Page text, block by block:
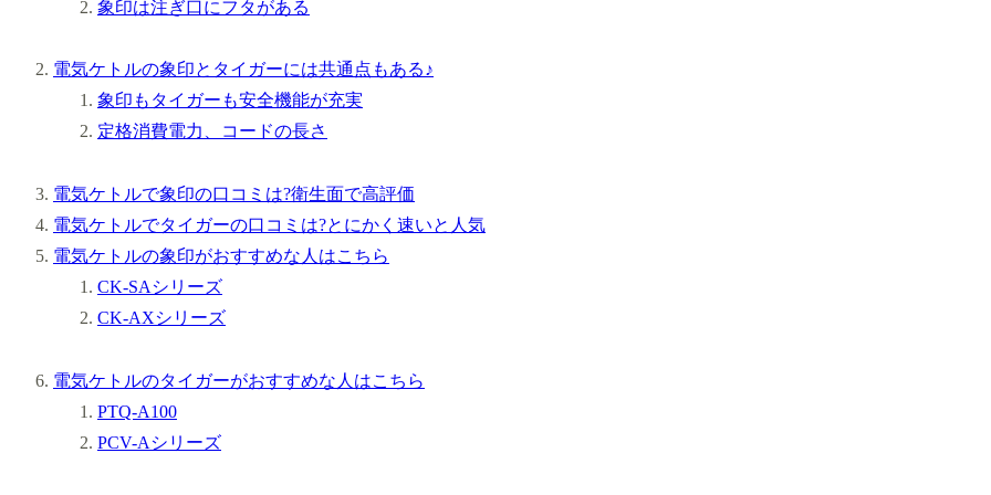
象印は注ぎ口にフタがある
電気ケトルの象印とタイガーには共通点もある♪
象印もタイガーも安全機能が充実
定格消費電力、コードの長さ
電気ケトルで象印の口コミは?衛生面で高評価
電気ケトルでタイガーの口コミは?とにかく速いと人気
電気ケトルの象印がおすすめな人はこちら
CK-SAシリーズ
CK-AXシリーズ
電気ケトルのタイガーがおすすめな人はこちら
PTQ-A100
PCV-Aシリーズ